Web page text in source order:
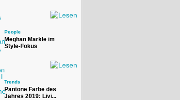
People
Meghan Markle im
Style-Fokus
Trends
Pantone Farbe des
Jahres 2019: Livi...